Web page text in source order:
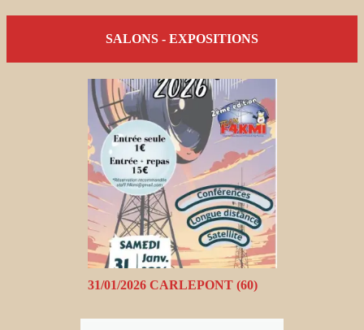
SALONS - EXPOSITIONS
31/01/2026 CARLEPONT (60)